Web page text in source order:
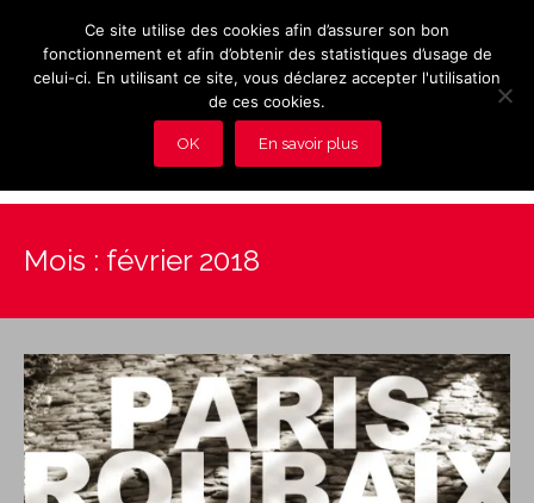
Photos
Vidéos
Adhérez au Club
Mois : février 2018
Ce site utilise des cookies afin d’assurer son bon
fonctionnement et afin d’obtenir des statistiques d’usage de
celui-ci. En utilisant ce site, vous déclarez accepter l'utilisation
de ces cookies.
OK En savoir plus